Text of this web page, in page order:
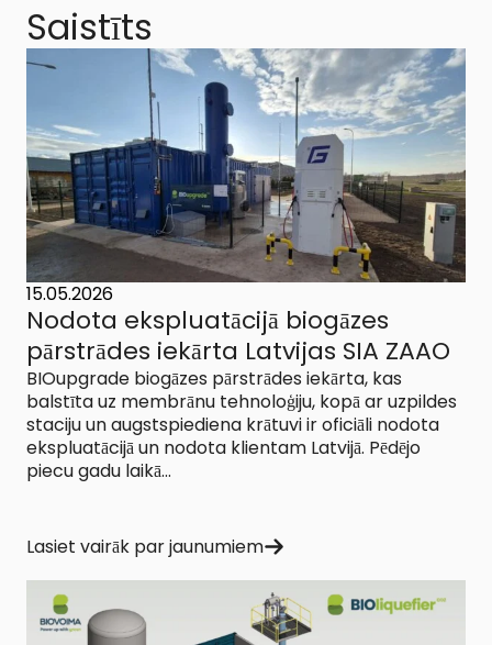
Saistīts
15.05.2026
Nodota ekspluatācijā biogāzes
pārstrādes iekārta Latvijas SIA ZAAO
BIOupgrade biogāzes pārstrādes iekārta, kas
balstīta uz membrānu tehnoloģiju, kopā ar uzpildes
staciju un augstspiediena krātuvi ir oficiāli nodota
ekspluatācijā un nodota klientam Latvijā. Pēdējo
piecu gadu laikā...
Lasiet vairāk par jaunumiem